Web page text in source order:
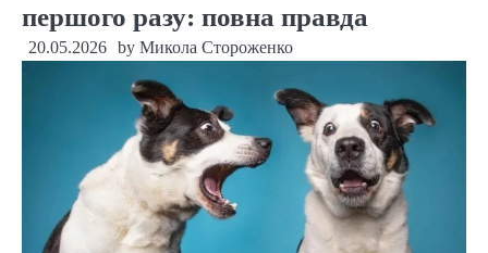
першого разу: повна правда
20.05.2026 by Микола Стороженко